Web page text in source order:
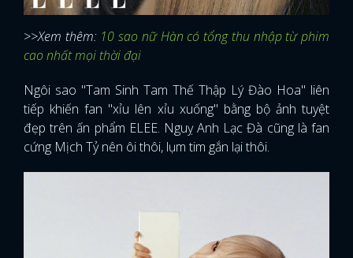
>>Xem thêm: 10 sao nữ Hàn có tổng thu nhập từ phim
cao nhất mọi thời đại
Ngôi sao "Tam Sinh Tam Thế Thập Lý Đào Hoa" liên
tiếp khiến fan "xỉu lên xỉu xuống" bằng bộ ảnh tuyệt
đẹp trên ấn phẩm ELEE. Nguỵ Anh Lạc Đà cũng là fan
cứng Mịch Tỷ nên ôi thôi, lụm tim gắn lại thôi.